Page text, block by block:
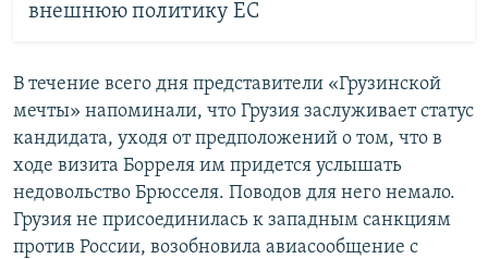
внешнюю политику ЕС
В течение всего дня представители «Грузинской
мечты» напоминали, что Грузия заслуживает статус
кандидата, уходя от предположений о том, что в
ходе визита Борреля им придется услышать
недовольство Брюсселя. Поводов для него немало.
Грузия не присоединилась к западным санкциям
против России, возобновила авиасообщение с